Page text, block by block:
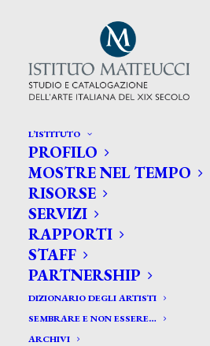
L’ISTITUTO
PROFILO
MOSTRE NEL TEMPO
RISORSE
SERVIZI
RAPPORTI
STAFF
PARTNERSHIP
DIZIONARIO DEGLI ARTISTI
SEMBRARE E NON ESSERE…
ARCHIVI
CERCA TRA GLI ARTISTI:
Search
for: